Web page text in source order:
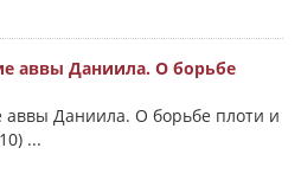
аввы Даниила. О борьбе
аввы Даниила. О борьбе плоти и
...